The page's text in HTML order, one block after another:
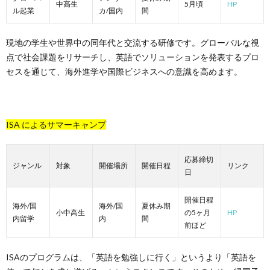
ル起業
中高生
カ/国内
間
5月頃 HP
現地の学生や世界中の同年代と交流する研修です。グローバルな視
点で社会課題をリサーチし、英語でソリューションを発表するプロ
セスを通じて、海外進学や国際ビジネスへの意識を高めます。
ISA によるサマーキャンプ
ジャンル 対象 開催場所 開催日程
応募締切
日
リンク
海外/国
内留学
小中高生
海外/国
内
夏休み期
間
開催日程
の5ヶ月
前ほど
HP
ISAのプログラムは、「英語を勉強しに行く」というより「英語を